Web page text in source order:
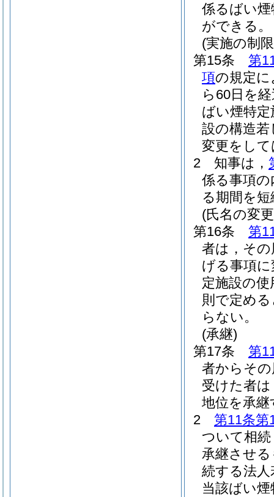
係るばい
ができる。
(実施の制
第15条
第
項の規定
ら60日を
ばい煙特
設の構造
変更をし
2
知事は，
係る事項
る期間を
(氏名の変
第16条
第
者は，そ
げる事項
定施設の
則で定め
らない。
(承継)
第17条
第
者からそ
受けた者
地位を承継
2
第11条第
ついて相
承継させ
続する法
当該ばい